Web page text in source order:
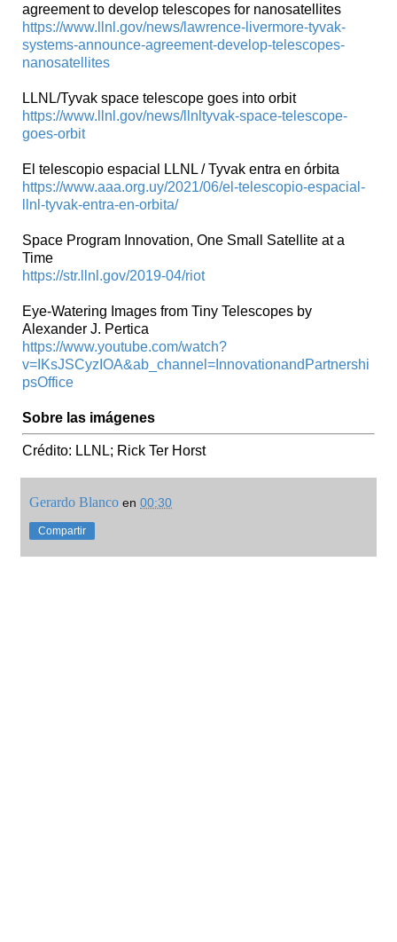
agreement to develop telescopes for nanosatellites
https://www.llnl.gov/news/lawrence-livermore-tyvak-
systems-announce-agreement-develop-telescopes-
nanosatellites
LLNL/Tyvak space telescope goes into orbit
https://www.llnl.gov/news/llnltyvak-space-telescope-
goes-orbit
El telescopio espacial LLNL / Tyvak entra en órbita
https://www.aaa.org.uy/2021/06/el-telescopio-espacial-
llnl-tyvak-entra-en-orbita/
Space Program Innovation, One Small Satellite at a
Time
https://str.llnl.gov/2019-04/riot
Eye-Watering Images from Tiny Telescopes by
Alexander J. Pertica
https://www.youtube.com/watch?
v=IKsJSCyzIOA&ab_channel=InnovationandPartnershi
psOffice
Sobre las imágenes
Crédito: LLNL; Rick Ter Horst
Gerardo Blanco en 00:30
Compartir